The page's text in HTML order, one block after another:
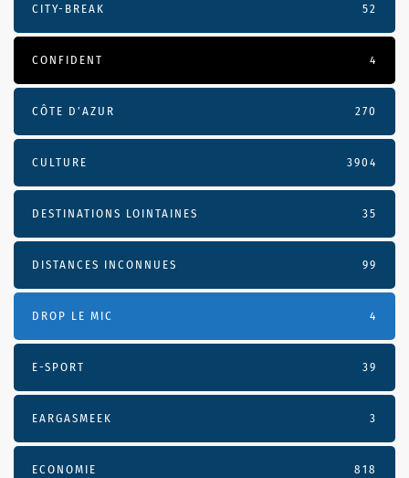
CITY-BREAK 52
CONFIDENT 4
CÔTE D’AZUR 270
CULTURE 3904
DESTINATIONS LOINTAINES 35
DISTANCES INCONNUES 99
DROP LE MIC 4
E-SPORT 39
EARGASMEEK 3
ECONOMIE 818